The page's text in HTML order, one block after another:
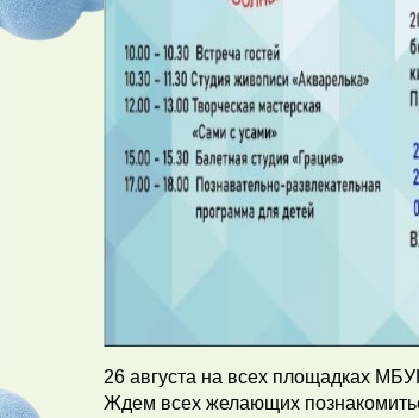
26 августа на всех площадках
Ждем всех желающих